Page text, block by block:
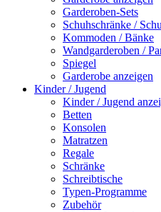
Garderoben-Sets
Schuhschränke /
Kommoden / Bänke
Wandgarderoben /
Spiegel
Garderobe anzeigen
Kinder / Jugend
Kinder / Jugend
Betten
Konsolen
Matratzen
Regale
Schränke
Schreibtische
Typen-Programme
Zubehör